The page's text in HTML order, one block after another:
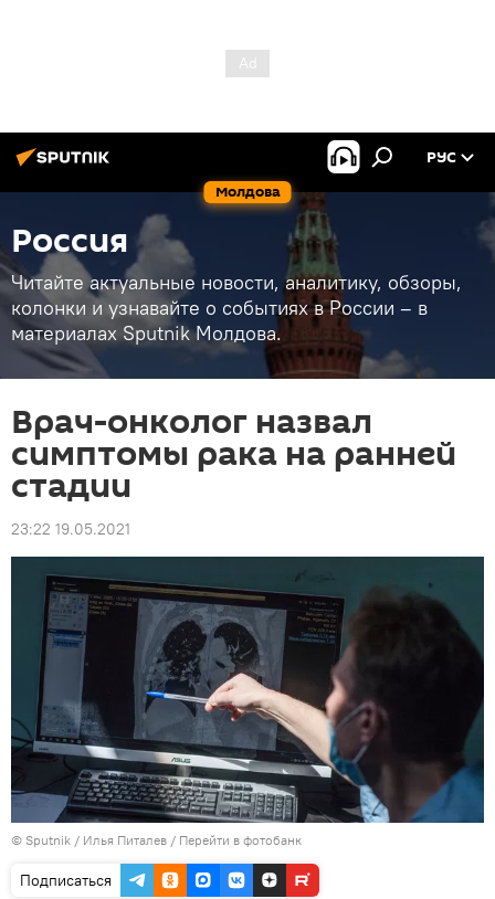
Молдова
РУС
Россия
Читайте актуальные новости, аналитику, обзоры,
колонки и узнавайте о событиях в России – в
материалах Sputnik Молдова.
Врач-онколог назвал
симптомы рака на ранней
стадии
23:22 19.05.2021
© Sputnik / Илья Питалев / Перейти в фотобанк
Подписаться